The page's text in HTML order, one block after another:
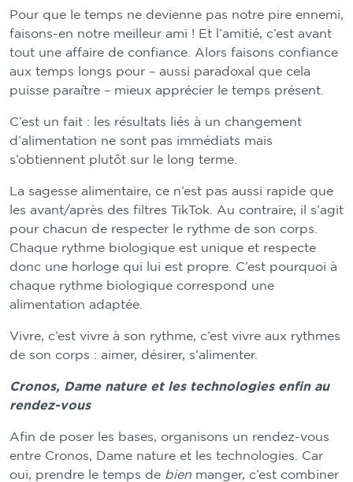
Pour que le temps ne devienne pas notre pire ennemi,
faisons-en notre meilleur ami ! Et l’amitié, c’est avant
tout une affaire de confiance. Alors faisons confiance
aux temps longs pour – aussi paradoxal que cela
puisse paraître – mieux apprécier le temps présent.
C’est un fait : les résultats liés à un changement
d’alimentation ne sont pas immédiats mais
s’obtiennent plutôt sur le long terme.
La sagesse alimentaire, ce n’est pas aussi rapide que
les avant/après des filtres TikTok. Au contraire, il s’agit
pour chacun de respecter le rythme de son corps.
Chaque rythme biologique est unique et respecte
donc une horloge qui lui est propre. C’est pourquoi à
chaque rythme biologique correspond une
alimentation adaptée.
Vivre, c’est vivre à son rythme, c’est vivre aux rythmes
de son corps : aimer, désirer, s’alimenter.
Cronos, Dame nature et les technologies enfin au
rendez-vous
Afin de poser les bases, organisons un rendez-vous
entre Cronos, Dame nature et les technologies. Car
oui, prendre le temps de bien manger, c’est combiner